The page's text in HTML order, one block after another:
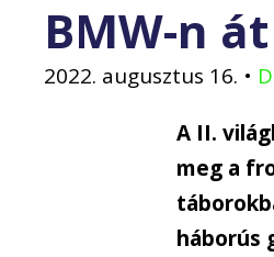
BMW-n
2022. augusztus 16. •
A II.
meg a
háborús